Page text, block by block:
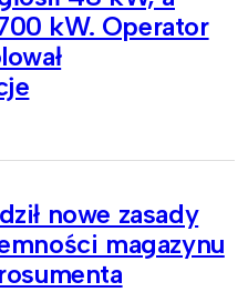
kW. Operator
nowe zasady
magazynu